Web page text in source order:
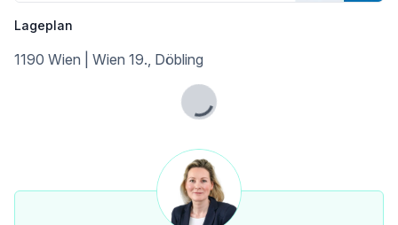
Kaufpreise der Vorsorgewohnungen
von EUR 301.563,- bis EUR 881.842,- netto zzgl. 20% USt.
von ca. EUR 17,50 bis EUR 20,75 netto/m²
Ein detaillierten Überblick finden Sie auf unserer Projekthomepage [https://www.ehl.at/wohnen/wohnprojekte/barawitzkagasse-24-1190-wien]!
Lageplan
1190 Wien | Wien 19., Döbling
Lade...